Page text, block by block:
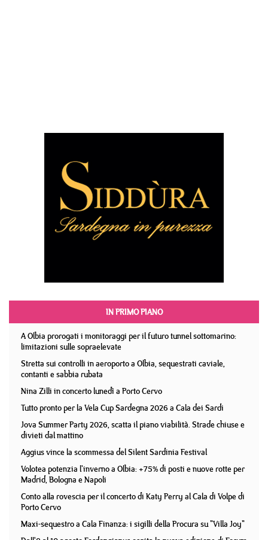
IN PRIMO PIANO
A Olbia prorogati i monitoraggi per il futuro tunnel sottomarino:
limitazioni sulle sopraelevate
Stretta sui controlli in aeroporto a Olbia, sequestrati caviale,
contanti e sabbia rubata
Nina Zilli in concerto lunedì a Porto Cervo
Tutto pronto per la Vela Cup Sardegna 2026 a Cala dei Sardi
Jova Summer Party 2026, scatta il piano viabilità. Strade chiuse e
divieti dal mattino
Aggius vince la scommessa del Silent Sardinia Festival
Volotea potenzia l'inverno a Olbia: +75% di posti e nuove rotte per
Madrid, Bologna e Napoli
Conto alla rovescia per il concerto di Katy Perry al Cala di Volpe di
Porto Cervo
Maxi-sequestro a Cala Finanza: i sigilli della Procura su "Villa Joy"